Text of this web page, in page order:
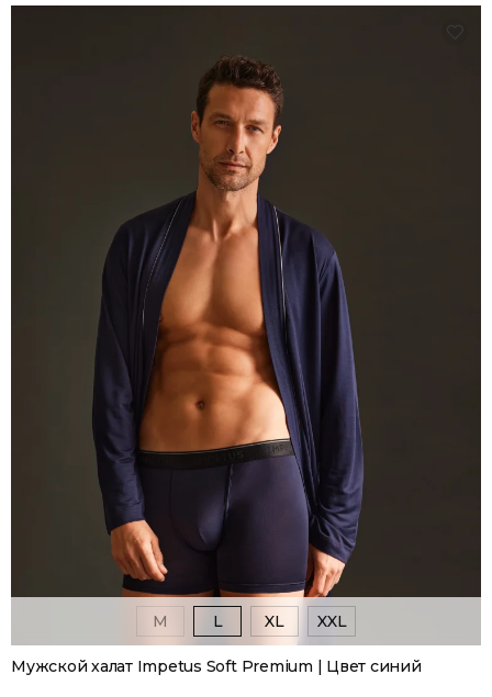
M L XL XXL
Мужской халат Impetus Soft Premium | Цвет синий